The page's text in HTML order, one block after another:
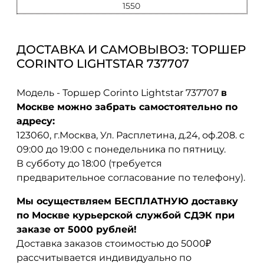
1550
ДОСТАВКА И САМОВЫВОЗ: ТОРШЕР
CORINTO LIGHTSTAR 737707
Модель - Торшер Corinto Lightstar 737707 в
Москве можно забрать самостоятельно по
адресу:
123060, г.Москва, Ул. Расплетина, д.24, оф.208. с
09:00 до 19:00 с понедельника по пятницу.
В субботу до 18:00 (требуется
предварительное согласование по телефону).
Мы осуществляем БЕСПЛАТНУЮ доставку
по Москве курьерской службой СДЭК при
заказе от 5000 рублей!
Доставка заказов стоимостью до 5000₽
рассчитывается индивидуально по